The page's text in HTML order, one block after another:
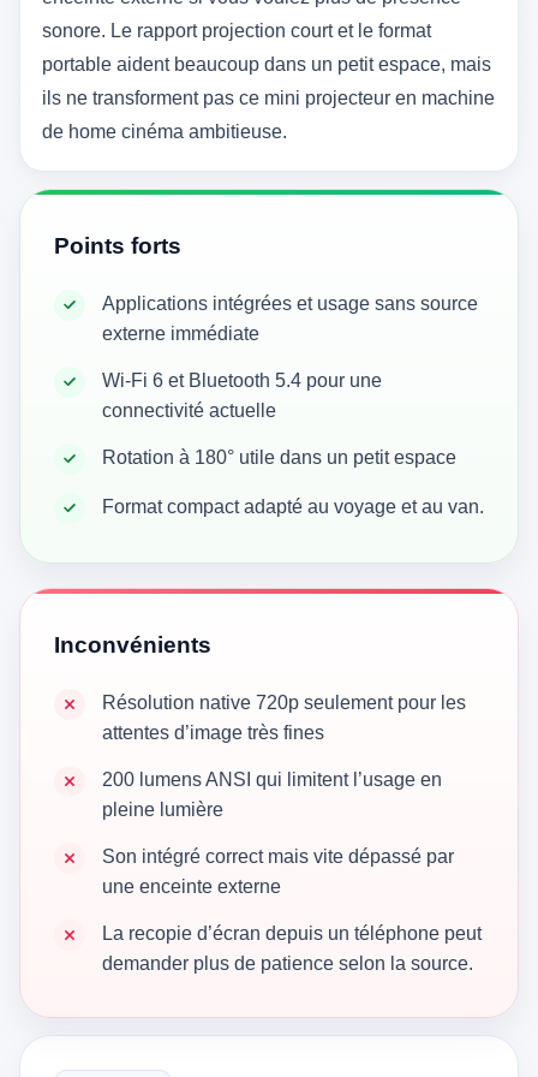
sonore. Le rapport projection court et le format
portable aident beaucoup dans un petit espace, mais
ils ne transforment pas ce mini projecteur en machine
de home cinéma ambitieuse.
Points forts
Applications intégrées et usage sans source
externe immédiate
Wi‑Fi 6 et Bluetooth 5.4 pour une
connectivité actuelle
Rotation à 180° utile dans un petit espace
Format compact adapté au voyage et au van.
Inconvénients
Résolution native 720p seulement pour les
attentes d’image très fines
200 lumens ANSI qui limitent l’usage en
pleine lumière
Son intégré correct mais vite dépassé par
une enceinte externe
La recopie d’écran depuis un téléphone peut
demander plus de patience selon la source.